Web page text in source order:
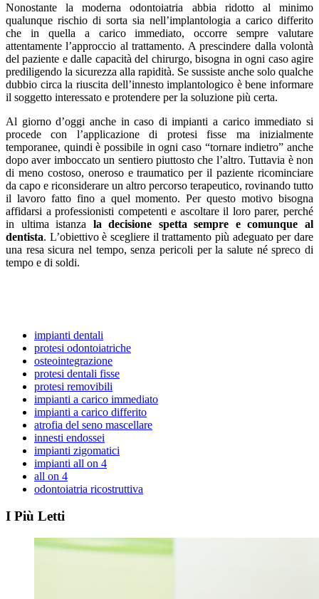
Nonostante la moderna odontoiatria abbia ridotto al minimo
qualunque rischio di sorta sia nell’implantologia a carico differito
che in quella a carico immediato, occorre sempre valutare
attentamente l’approccio al trattamento. A prescindere dalla volontà
del paziente e dalle capacità del chirurgo, bisogna in ogni caso agire
prediligendo la sicurezza alla rapidità. Se sussiste anche solo qualche
dubbio circa la riuscita dell’innesto implantologico è bene informare
il soggetto interessato e protendere per la soluzione più certa.
Al giorno d’oggi anche in caso di impianti a carico immediato si
procede con l’applicazione di protesi fisse ma inizialmente
temporanee, quindi è possibile in ogni caso “tornare indietro” anche
dopo aver imboccato un sentiero piuttosto che l’altro. Tuttavia è non
di meno costoso, oneroso e traumatico per il paziente ricominciare
da capo e riconsiderare un altro percorso terapeutico, rovinando tutto
il lavoro fatto fino a quel momento. Per questo motivo bisogna
affidarsi a professionisti competenti e ascoltare il loro parer, perché
in ultima istanza la decisione spetta sempre e comunque al
dentista. L’obiettivo è scegliere il trattamento più adeguato per dare
una resa sicura nel tempo, senza pericoli per la salute né spreco di
tempo e di soldi.
impianti dentali
protesi odontoiatriche
osteointegrazione
protesi dentali fisse
protesi removibili
impianti a carico immediato
impianti a carico differito
atrofia del seno mascellare
innesti endossei
impianti zigomatici
impianti all on 4
all on 4
odontoiatria ricostruttiva
I Più Letti